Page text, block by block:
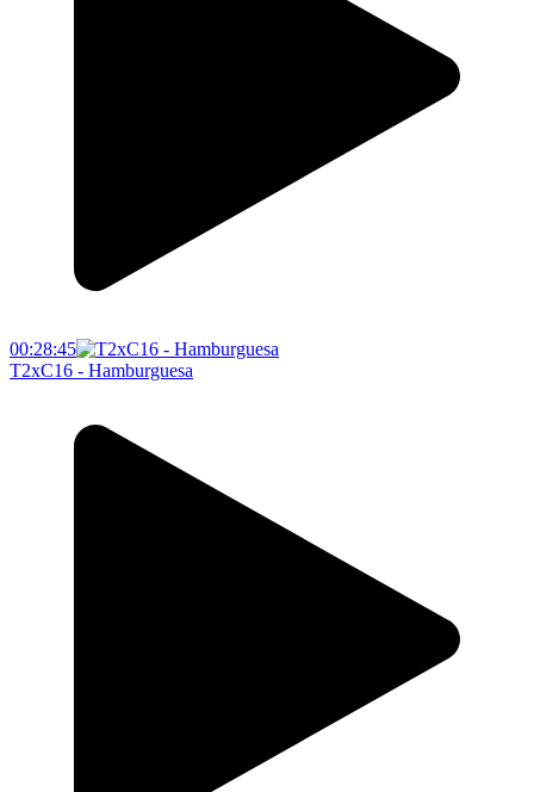
00:28:45
T2xC16 - Hamburguesa